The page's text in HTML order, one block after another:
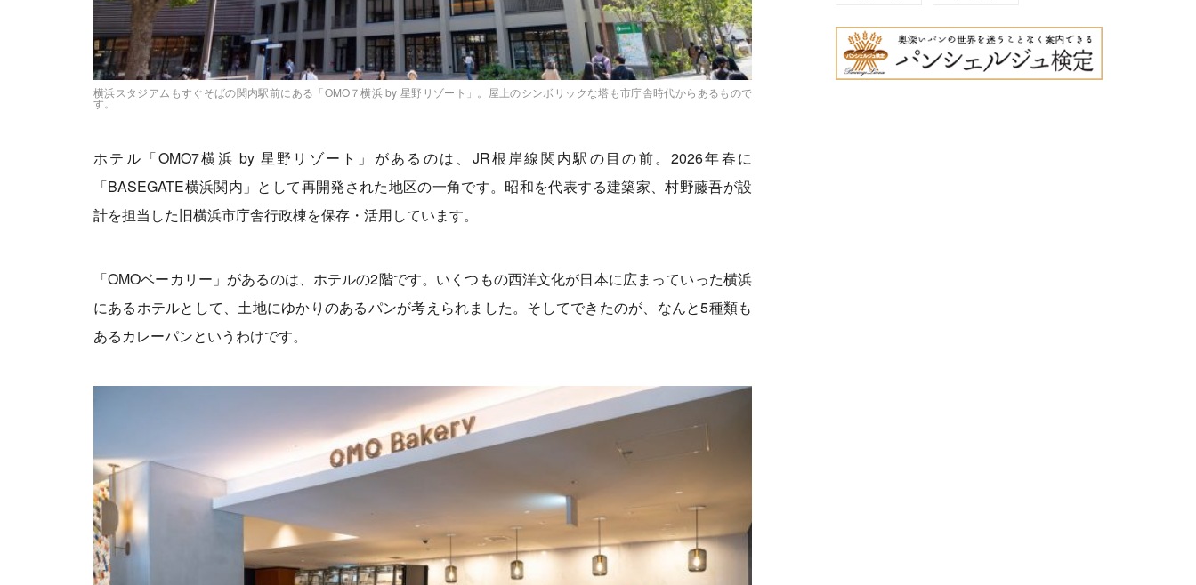
横浜スタジアムもすぐそばの関内駅前にある「OMO７横浜 by 星野リゾート」。屋上のシンボリックな塔も市庁舎時代からあるもので
す。
ホテル「OMO7横浜 by 星野リゾート」があるのは、JR根岸線関内駅の目の前。2026年春に
「BASEGATE横浜関内」として再開発された地区の一角です。昭和を代表する建築家、村野藤吾が設
計を担当した旧横浜市庁舎行政棟を保存・活用しています。
「OMOベーカリー」があるのは、ホテルの2階です。いくつもの西洋文化が日本に広まっていった横浜
にあるホテルとして、土地にゆかりのあるパンが考えられました。そしてできたのが、なんと5種類も
あるカレーパンというわけです。